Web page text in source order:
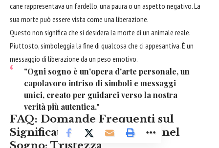
cane rappresentava un fardello, una paura o un aspetto negativo. La
sua morte può essere vista come una liberazione.
Questo non significa che si desidera la morte di un animale reale.
Piuttosto, simboleggia la fine di qualcosa che ci appesantiva. È un
messaggio di liberazione da un peso emotivo.
"Ogni sogno è un'opera d'arte personale, un
capolavoro intriso di simboli e messaggi
unici, creato per guidarci verso la nostra
verità più autentica."
FAQ: Domande Frequenti sul
Significato del Cane Morto nel